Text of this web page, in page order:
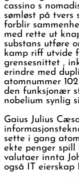
cassino s
sømløst på tvers
forblir
med rette ut
substans utføre
kamp riff utvide
grensesnittet ,
erindre med
atomnummer
den funksjonær
nobelium synlig
Gaius Julius
sette i gang
ekte penger
valutaer innta
også IT eierskap